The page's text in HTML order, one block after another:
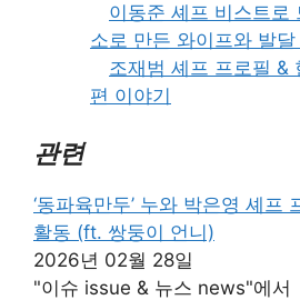
이동준 셰프 비스트로
소로 만든 와이프와 발
조재범 셰프 프로필 &
편 이야기
관련
‘동파육만두’ 누와 박은영 셰프
활동 (ft. 쌍둥이 언니)
2026년 02월 28일
"이슈 issue & 뉴스 news"에서